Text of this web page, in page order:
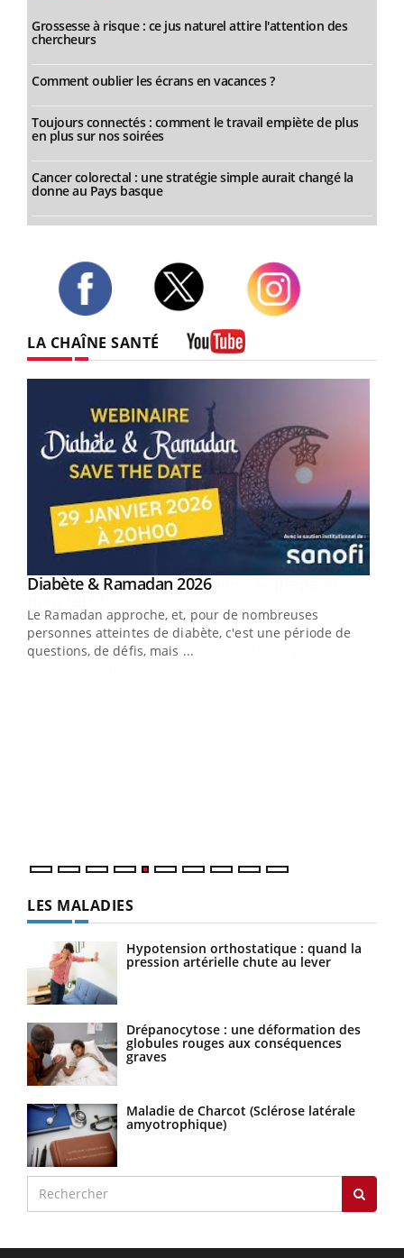
Grossesse à risque : ce jus naturel attire l'attention des
chercheurs
Comment oublier les écrans en vacances ?
Toujours connectés : comment le travail empiète de plus
en plus sur nos soirées
Cancer colorectal : une stratégie simple aurait changé la
donne au Pays basque
LA CHAÎNE SANTÉ
Youtube
Diabète & Ramadan 2026Youtube
Le Ramadan approche, et, pour de nombreuses
personnes atteintes de diabète, c'est une période de
questions, de défis, mais ...
LES MALADIES
Hypotension orthostatique : quand la
pression artérielle chute au lever
Drépanocytose : une déformation des
globules rouges aux conséquences
graves
Maladie de Charcot (Sclérose latérale
amyotrophique)